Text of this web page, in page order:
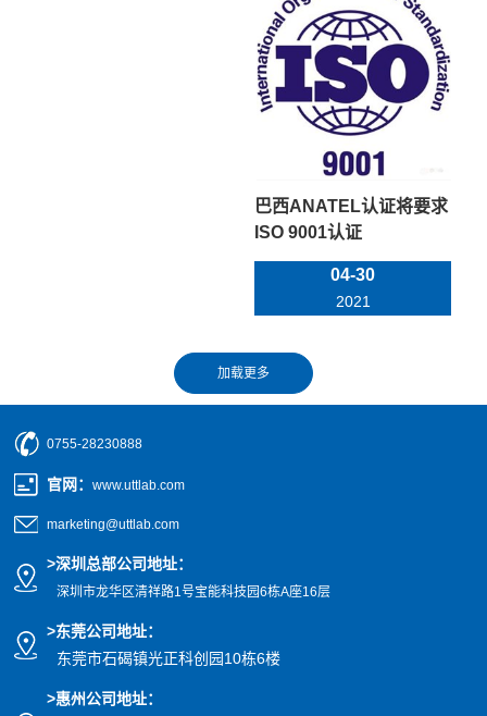
巴西ANATEL认证将要求
ISO 9001认证
04-30
2021
0755-28230888
官网 ：www.uttlab.com
marketing@uttlab.com
>深圳总部公司地址：
深圳市龙华区清祥路1号宝能科技园6栋A座16层
>东莞公司地址：
东莞市石碣镇光正科创园10栋6楼
>惠州公司地址：